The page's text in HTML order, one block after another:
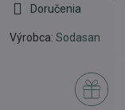
Doručenia
Výrobca: Sodasan